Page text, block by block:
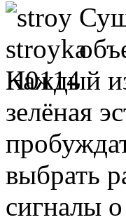
Каждый
зелёная
выбрать
сигналы